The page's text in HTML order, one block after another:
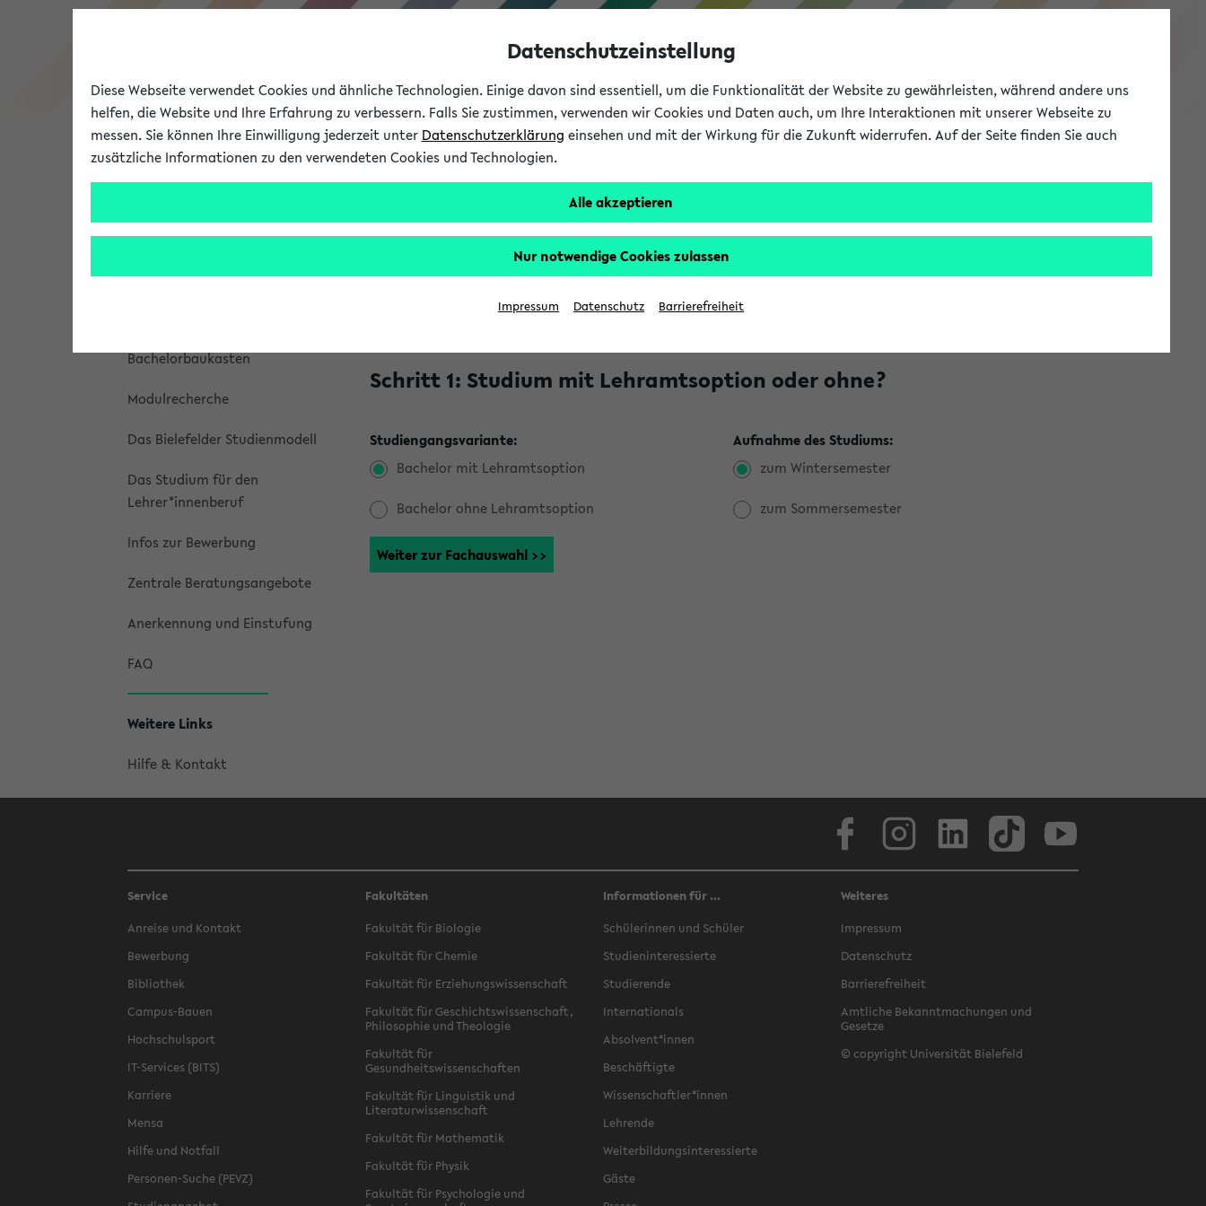
Studieninformation
Universität Forschung Studium
Studienangebot
Bachelorbaukasten
Modulrecherche
Das Bielefelder Studienmodell
Das Studium für den
Lehrer*innenberuf
Infos zur Bewerbung
Zentrale Beratungsangebote
Anerkennung und Einstufung
FAQ
Weitere Links
Hilfe & Kontakt
Bachelorbaukasten
Auf dieser Seite kannst du dir dein Bachelor Studium an der Universität
Schritt 1: Studium mit Lehramtsoption oder ohne?
Studiengangsvariante:
Bachelor mit Lehramtsoption
Bachelor ohne Lehramtsoption
Aufnahme des Studiums:
zum Wintersemester
zum Sommersemester
Service
Anreise und Kontakt
Bewerbung
Bibliothek
Campus-Bauen
Hochschulsport
IT-Services (BITS)
Karriere
Mensa
Hilfe und Notfall
Personen-Suche (PEVZ)
Fakultäten
Fakultät für Biologie
Fakultät für Chemie
Fakultät für Erziehungswissenschaft
Fakultät für Geschichtswissenschaft,
Philosophie und Theologie
Fakultät für
Gesundheitswissenschaften
Fakultät für Linguistik und
Literaturwissenschaft
Fakultät für Mathematik
Fakultät für Physik
Fakultät für Psychologie und
Informationen für ...
Schülerinnen und Schüler
Studieninteressierte
Studierende
Internationals
Absolvent*innen
Beschäftigte
Wissenschaftler*innen
Lehrende
Weiterbildungsinteressierte
Gäste
Weiteres
Impressum
Datenschutz
Barrierefreiheit
Amtliche Bekanntmachungen und
Gesetze
© copyright Universität Bielefeld
Datenschutzeinstellung
Diese Webseite verwendet Cookies und ähnliche Technologien. Einige davon sind essentiell, um die Funktionalität der Website zu gewährleisten, während andere uns
helfen, die Website und Ihre Erfahrung zu verbessern. Falls Sie zustimmen, verwenden wir Cookies und Daten auch, um Ihre Interaktionen mit unserer Webseite zu
messen. Sie können Ihre Einwilligung jederzeit unter Datenschutzerklärung einsehen und mit der Wirkung für die Zukunft widerrufen. Auf der Seite finden Sie auch
zusätzliche Informationen zu den verwendeten Cookies und Technologien.
Alle akzeptieren
Nur notwendige Cookies zulassen
Impressum Datenschutz Barrierefreiheit